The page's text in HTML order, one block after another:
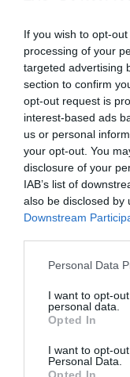
If you wish to opt-
processing of your
targeted advertising
section to confirm
opt-out request is
interest-based ads
us or personal
your opt-out. You
disclosure of your
IAB’s list of
also be disclosed by
Downstream
Personal Data
I want to opt-
personal data.
Opted In
I want to opt-
Personal Data.
Opted In
Crochet y
[VEEV40 ]
Ver producto
-35%
Vestido Tirantes
Energía